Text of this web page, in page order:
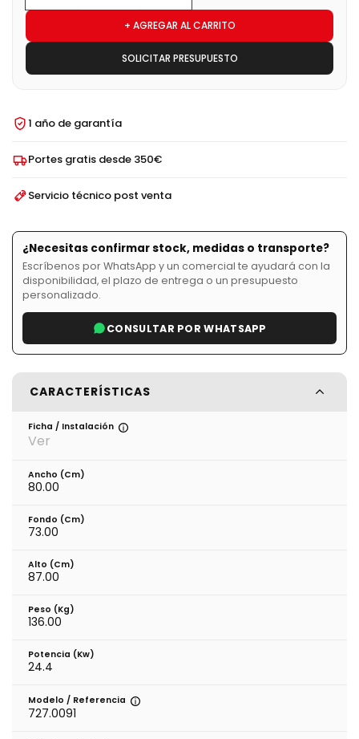
+ AGREGAR AL CARRITO
SOLICITAR PRESUPUESTO
1 año de garantía
Portes gratis desde 350€
Servicio técnico post venta
¿Necesitas confirmar stock, medidas o transporte?
Escríbenos por WhatsApp y un comercial te ayudará con la
disponibilidad, el plazo de entrega o un presupuesto
personalizado.
CONSULTAR POR WHATSAPP
CARACTERÍSTICAS
Ficha / Instalación
Ver
Ancho (cm)
80.00
Fondo (cm)
73.00
Alto (cm)
87.00
Peso (kg)
136.00
Potencia (Kw)
24.4
Modelo / Referencia
727.0091